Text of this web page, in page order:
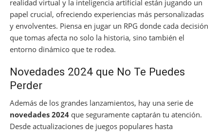
realidad virtual y la inteligencia artificial están jugando un
papel crucial, ofreciendo experiencias más personalizadas
y envolventes. Piensa en jugar un RPG donde cada decisión
que tomas afecta no solo la historia, sino también el
entorno dinámico que te rodea.
Novedades 2024 que No Te Puedes
Perder
Además de los grandes lanzamientos, hay una serie de
novedades 2024 que seguramente captarán tu atención.
Desde actualizaciones de juegos populares hasta